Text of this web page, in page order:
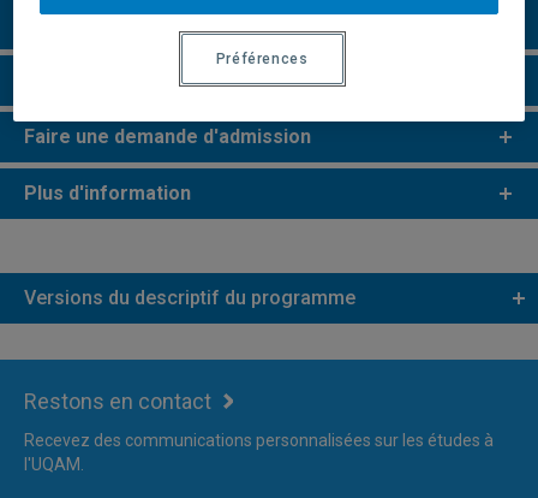
e e
Remarques et règlements
Faire une demande d'admission
Plus d'information
Versions du descriptif du programme
Restons en contact
Recevez des communications personnalisées sur les études à
l'UQAM.
Préférences